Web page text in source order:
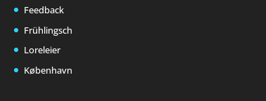
Feedback
Frühlingsch
Loreleier
København